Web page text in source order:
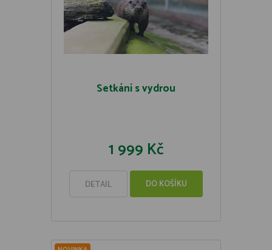
Setkání s vydrou
1 999 Kč
DETAIL DO KOŠÍKU